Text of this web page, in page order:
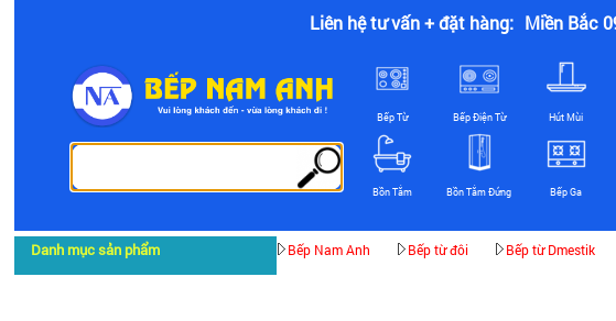
Liên hệ tư vấn + đặt hàng: Miền Bắc
Bếp Từ Bếp Điện Từ Hút Mùi
Bồn Tắm Bồn Tắm Đứng Bếp Ga
Danh mục sản phẩm Bếp Nam Anh Bếp từ đôi Bếp từ Dmestik